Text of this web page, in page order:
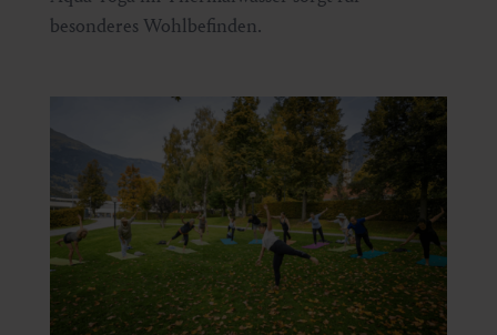
besonderes Wohlbefinden.